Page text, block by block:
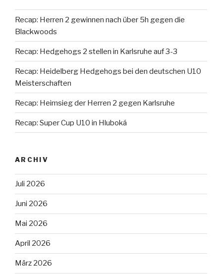
Recap: Herren 2 gewinnen nach über 5h gegen die
Blackwoods
Recap: Hedgehogs 2 stellen in Karlsruhe auf 3-3
Recap: Heidelberg Hedgehogs bei den deutschen U10
Meisterschaften
Recap: Heimsieg der Herren 2 gegen Karlsruhe
Recap: Super Cup U10 in Hluboká
ARCHIV
Juli 2026
Juni 2026
Mai 2026
April 2026
März 2026